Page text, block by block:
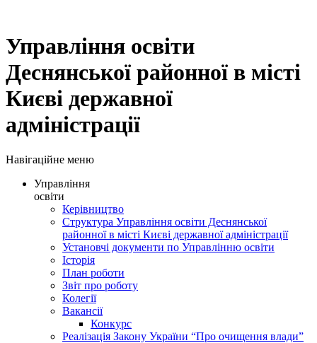
Управління освіти
Деснянської районної в місті
Києві державної
адміністрації
Навігаційне меню
Управління
освіти
Керівництво
Структура Управління освіти Деснянської
районної в місті Києві державної адміністрації
Установчі документи по Управлінню освіти
Історія
План роботи
Звіт про роботу
Колегії
Вакансії
Конкурс
Реалізація Закону України “Про очищення влади”